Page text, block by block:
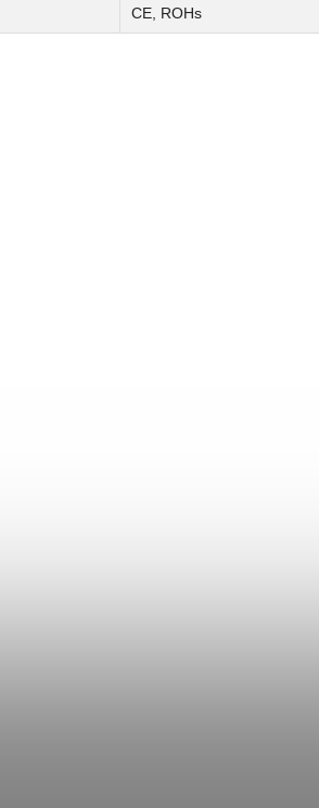
CE, ROHs